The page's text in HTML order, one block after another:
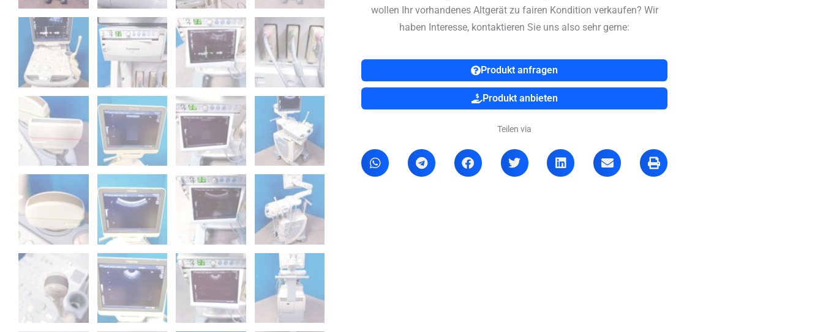
wollen Ihr vorhandenes Altgerät zu fairen Kondition verkaufen? Wir
haben Interesse, kontaktieren Sie uns also sehr gerne:
Produkt anfragen
Produkt anbieten
Teilen via